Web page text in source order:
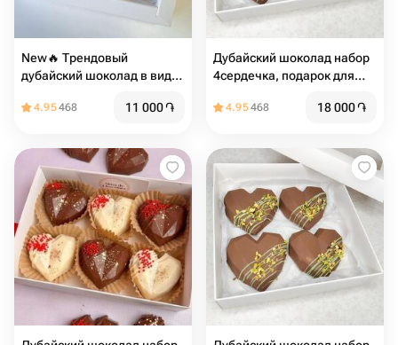
New🔥 Трендовый
дубайский шоколад в виде
4.95468 11 000֏
Дубайский шоколад набор
4сердечка, подарок для
4.95468 18 000֏